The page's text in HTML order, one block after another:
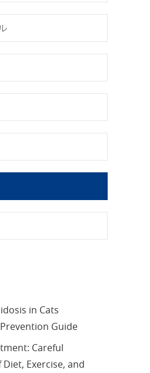
in Cats
Guide
Careful
Exercise, and